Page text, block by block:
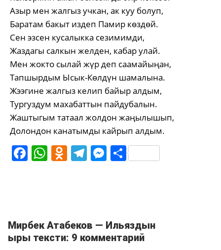
Азыр мен жалгыз учкан, ак куу болуп,
Баратам бакыт издеп Памир көздөй.
Сен эзсен кусалыкка сезимимди,
Жаздагы салкын желден, кабар улай.
Мен жокто сылай жүр деп саамайыңан,
Тапшырдым Ысык-Көлдүн шамалына.
Жээгине жалгыз келип байыр алдым,
Тургуздум махабаттын пайдубалын.
Жаштыгым татаал жолдон жаңылышып,
Долондон канатымды кайрып алдым.
Facebook
WhatsApp
Odnoklassniki
Telegram
Messenger
Share
Мирбек Атабеков — Ильяздын
ыры тексти: 9 комментарий